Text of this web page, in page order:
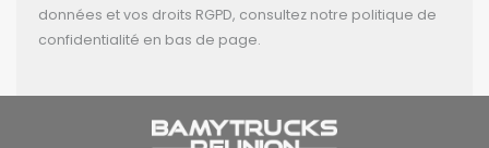
données et vos droits RGPD, consultez notre politique de
confidentialité en bas de page.